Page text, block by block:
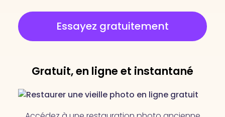
Essayez gratuitement
Gratuit, en ligne et instantané